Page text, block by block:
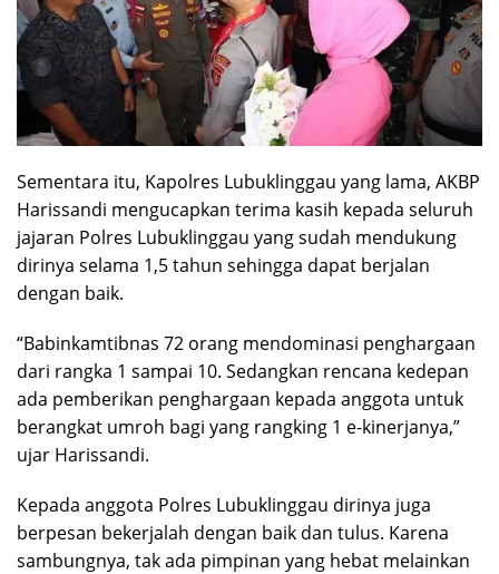
Sementara itu, Kapolres Lubuklinggau yang lama, AKBP
Harissandi mengucapkan terima kasih kepada seluruh
jajaran Polres Lubuklinggau yang sudah mendukung
dirinya selama 1,5 tahun sehingga dapat berjalan
dengan baik.
“Babinkamtibnas 72 orang mendominasi penghargaan
dari rangka 1 sampai 10. Sedangkan rencana kedepan
ada pemberikan penghargaan kepada anggota untuk
berangkat umroh bagi yang rangking 1 e-kinerjanya,”
ujar Harissandi.
Kepada anggota Polres Lubuklinggau dirinya juga
berpesan bekerjalah dengan baik dan tulus. Karena
sambungnya, tak ada pimpinan yang hebat melainkan